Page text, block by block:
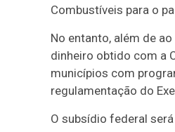
Combustíveis para o
No entanto, além de
dinheiro obtido com a
municípios com
regulamentação do
O subsídio federal